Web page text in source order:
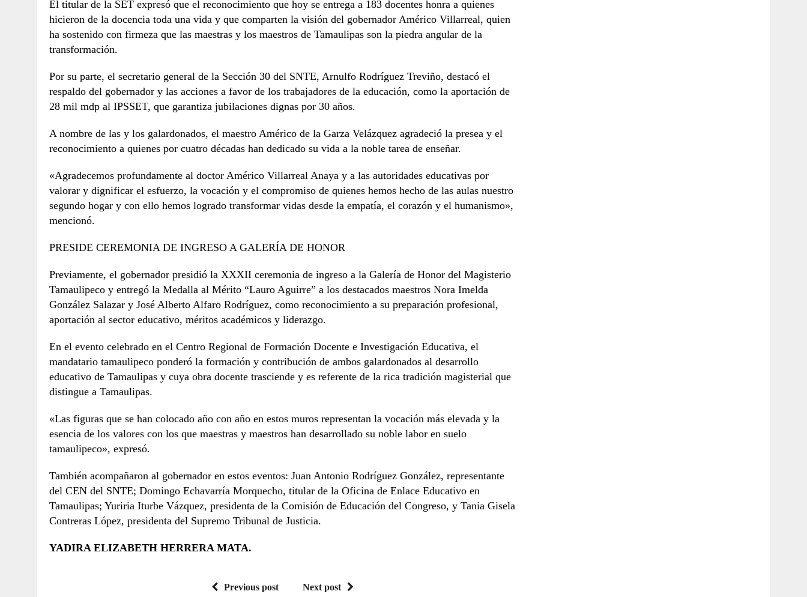
El titular de la SET expresó que el reconocimiento que hoy se entrega a 183 docentes honra a quienes
hicieron de la docencia toda una vida y que comparten la visión del gobernador Américo Villarreal, quien
ha sostenido con firmeza que las maestras y los maestros de Tamaulipas son la piedra angular de la
transformación.
Por su parte, el secretario general de la Sección 30 del SNTE, Arnulfo Rodríguez Treviño, destacó el
respaldo del gobernador y las acciones a favor de los trabajadores de la educación, como la aportación de
28 mil mdp al IPSSET, que garantiza jubilaciones dignas por 30 años.
A nombre de las y los galardonados, el maestro Américo de la Garza Velázquez agradeció la presea y el
reconocimiento a quienes por cuatro décadas han dedicado su vida a la noble tarea de enseñar.
«Agradecemos profundamente al doctor Américo Villarreal Anaya y a las autoridades educativas por
valorar y dignificar el esfuerzo, la vocación y el compromiso de quienes hemos hecho de las aulas nuestro
segundo hogar y con ello hemos logrado transformar vidas desde la empatía, el corazón y el humanismo»,
mencionó.
PRESIDE CEREMONIA DE INGRESO A GALERÍA DE HONOR
Previamente, el gobernador presidió la XXXII ceremonia de ingreso a la Galería de Honor del Magisterio
Tamaulipeco y entregó la Medalla al Mérito “Lauro Aguirre” a los destacados maestros Nora Imelda
González Salazar y José Alberto Alfaro Rodríguez, como reconocimiento a su preparación profesional,
aportación al sector educativo, méritos académicos y liderazgo.
En el evento celebrado en el Centro Regional de Formación Docente e Investigación Educativa, el
mandatario tamaulipeco ponderó la formación y contribución de ambos galardonados al desarrollo
educativo de Tamaulipas y cuya obra docente trasciende y es referente de la rica tradición magisterial que
distingue a Tamaulipas.
«Las figuras que se han colocado año con año en estos muros representan la vocación más elevada y la
esencia de los valores con los que maestras y maestros han desarrollado su noble labor en suelo
tamaulipeco», expresó.
También acompañaron al gobernador en estos eventos: Juan Antonio Rodríguez González, representante
del CEN del SNTE; Domingo Echavarría Morquecho, titular de la Oficina de Enlace Educativo en
Tamaulipas; Yuriria Iturbe Vázquez, presidenta de la Comisión de Educación del Congreso, y Tania Gisela
Contreras López, presidenta del Supremo Tribunal de Justicia.
YADIRA ELIZABETH HERRERA MATA.
Previous post Next post